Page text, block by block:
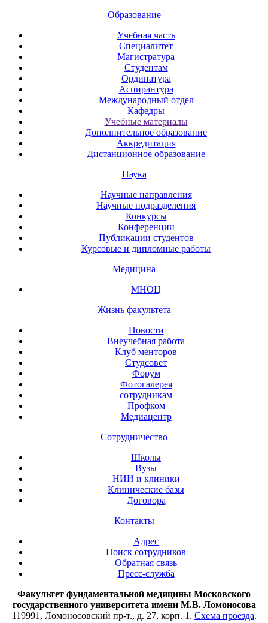
Образование
Учебная часть
Специалитет
Магистратура
Студентам
Ординатура
Аспирантура
Международный отдел
Кафедры
Учебные материалы
Дополнительное образование
Аккредитация
Дистанционное образование
Наука
Научные направления
Научные подразделения
Конкурсы
Конференции
Публикации студентов
Курсовые и дипломные работы
Медицина
МНОЦ
Жизнь факультета
Новости
Внеучебная работа
Клуб менторов
Студсовет
Форум
Фотогалерея
сотрудникам
Профком
Медиацентр
Сотрудничество
Школы
Вузы
НИИ и клиники
Клинические базы
Договора
Контакты
Адрес
Поиск сотрудников
Обратная связь
Пресс-служба
Факультет фундаментальной медицины Московского
государственного университета имени М.В. Ломоносова
119991, Ломоносовский пр-т., д. 27, корп. 1. Схема проезда.